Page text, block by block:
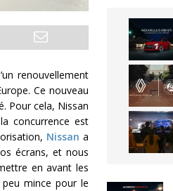
renouvellement
Ce nouveau
Pour cela, Nissan
concurrence est
Nissan a
écrans, et nous
en avant les
mince pour le